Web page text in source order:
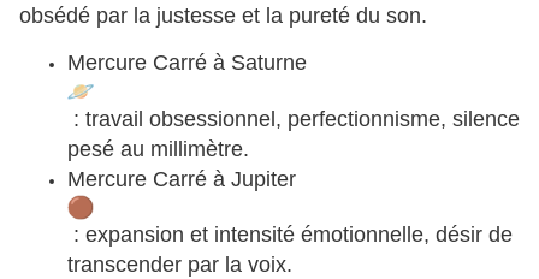
obsédé par la justesse et la pureté du son.
Mercure Carré à Saturne
: travail obsessionnel, perfectionnisme, silence
pesé au millimètre.
Mercure Carré à Jupiter
: expansion et intensité émotionnelle, désir de
transcender par la voix.